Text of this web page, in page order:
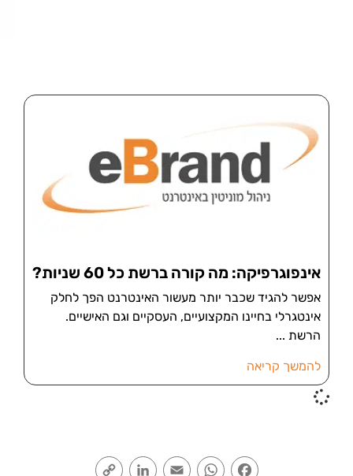
אינפוגרפיקה: מה קורה ברשת כל 60 שניות?
אפשר להגיד שכבר יותר מעשור האינטרנט הפך לחלק
אינטגרלי בחיינו המקצועיים, העסקיים וגם האישיים.
הרשת
להמשך קריאה
Facebook
WhatsApp
Email
LinkedIn